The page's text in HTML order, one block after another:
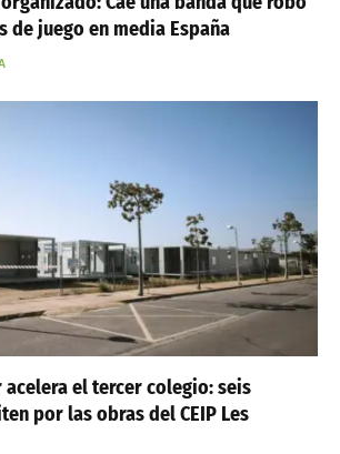
de juego en media España
acelera el tercer colegio: seis
por las obras del CEIP Les